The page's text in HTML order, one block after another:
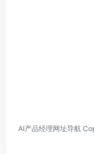
AI产品经理网址导航